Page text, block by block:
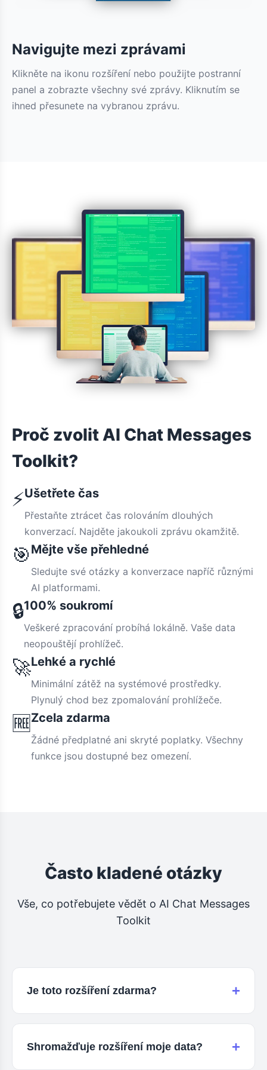
Navigujte mezi zprávami
Klikněte na ikonu rozšíření nebo použijte postranní
panel a zobrazte všechny své zprávy. Kliknutím se
ihned přesunete na vybranou zprávu.
Proč zvolit AI Chat Messages
Toolkit?
⚡Ušetřete čas
Přestaňte ztrácet čas rolováním dlouhých
konverzací. Najděte jakoukoli zprávu okamžitě.
🎯 Mějte vše přehledné
Sledujte své otázky a konverzace napříč různými
AI platformami.
🔒100% soukromí
Veškeré zpracování probíhá lokálně. Vaše data
neopouštějí prohlížeč.
🚀Lehké a rychlé
Minimální zátěž na systémové prostředky.
Plynulý chod bez zpomalování prohlížeče.
🆓Zcela zdarma
Žádné předplatné ani skryté poplatky. Všechny
funkce jsou dostupné bez omezení.
Často kladené otázky
Vše, co potřebujete vědět o AI Chat Messages
Toolkit
Je toto rozšíření zdarma? +
Ano, AI Chat Messages Toolkit je zcela
verze ani skryté poplatky. Všechny funkce jsou
Shromažďuje rozšíření moje data? +